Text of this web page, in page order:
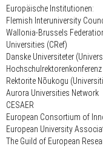
Europäische Institutionen:
Flemish Interuniversity
Wallonia-Brussels
Universities (CRef)
Danske Universiteter
Hochschulrektorenkonferenz
Rektorite Nõukogu
Aurora Universities Network
CESAER
European Consortium of
European University
The Guild of European